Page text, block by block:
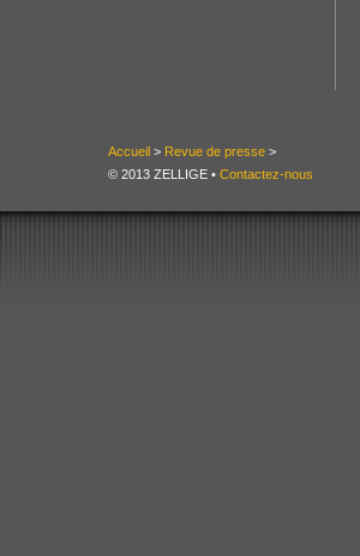
Accueil > Revue de presse >
© 2013 ZELLIGE • Contactez-nous